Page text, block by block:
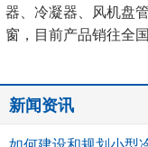
器、冷凝器、风机盘
窗， 目前产品销往全
新闻资讯